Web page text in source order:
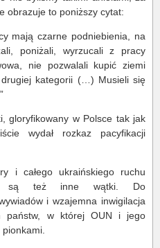
obrazuje to poniższy cytat:
mają czarne podniebienia, na
poniżali, wyrzucali z pracy
nie pozwalali kupić ziemi
kategorii (…) Musieli się
gloryfikowany w Polsce tak jak
wydał rozkaz pacyfikacji
i całego ukraińskiego ruchu
są też inne wątki. Do
i wzajemna inwigilacja
państw, w której OUN i jego